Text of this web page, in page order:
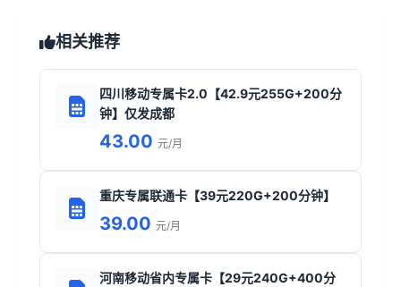
相关推荐
四川移动专属卡2.0【42.9元255G+200分
钟】仅发成都
43.00 元/月
重庆专属联通卡【39元220G+200分钟】
39.00 元/月
河南移动省内专属卡【29元240G+400分